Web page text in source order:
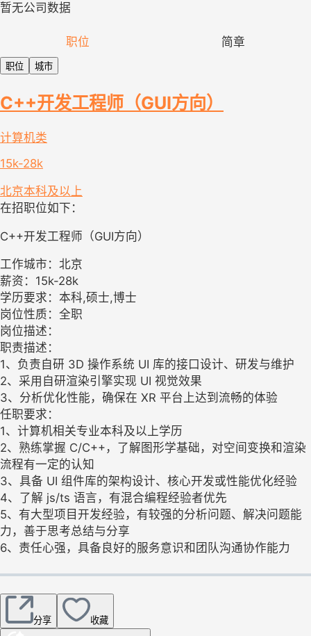
暂无公司数据
职位 简章
职位 城市
C++开发工程师（GUI方向）
计算机类
15k-28k
北京本科及以上
在招职位如下：
C++开发工程师（GUI方向）
工作城市：北京
薪资：15k-28k
学历要求：本科,硕士,博士
岗位性质：全职
岗位描述：
职责描述：
1、负责自研 3D 操作系统 UI 库的接口设计、研发与维护
2、采用自研渲染引擎实现 UI 视觉效果
3、分析优化性能，确保在 XR 平台上达到流畅的体验
任职要求：
1、计算机相关专业本科及以上学历
2、熟练掌握 C/C++，了解图形学基础，对空间变换和渲染
流程有一定的认知
3、具备 UI 组件库的架构设计、核心开发或性能优化经验
4、了解 js/ts 语言，有混合编程经验者优先
5、有大型项目开发经验，有较强的分析问题、解决问题能
力，善于思考总结与分享
6、责任心强，具备良好的服务意识和团队沟通协作能力
分享 收藏